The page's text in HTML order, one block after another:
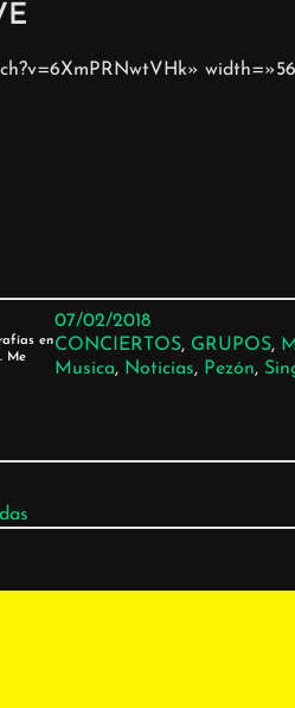
en
Me
07/02/2018
CONCIERTOS, GRUPOS,
Musica, Noticias, Pezón,